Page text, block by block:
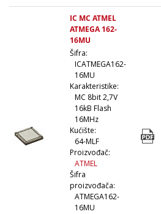
IC MC ATMEL
ATMEGA 162-
16MU
Šifra:
ICATMEGA162-
16MU
Karakteristike:
MC 8bit 2,7V
16kB Flash
16MHz
Kućište:
64-MLF
Proizvođač:
ATMEL
Šifra
proizvođača:
ATMEGA162-
16MU